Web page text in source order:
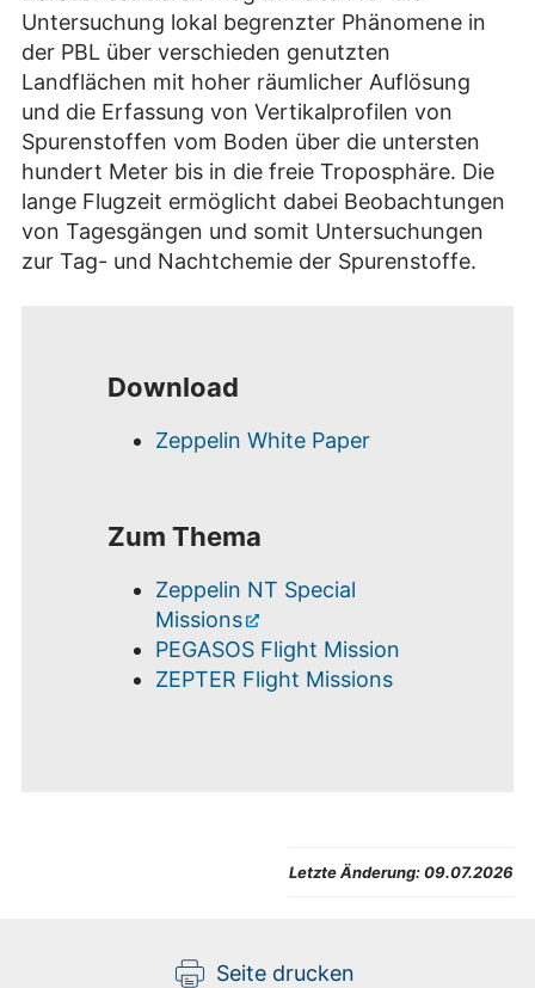
Untersuchung lokal begrenzter Phänomene in
der PBL über verschieden genutzten
Landflächen mit hoher räumlicher Auflösung
und die Erfassung von Vertikalprofilen von
Spurenstoffen vom Boden über die untersten
hundert Meter bis in die freie Troposphäre. Die
lange Flugzeit ermöglicht dabei Beobachtungen
von Tagesgängen und somit Untersuchungen
zur Tag- und Nachtchemie der Spurenstoffe.
Download
Zeppelin White Paper
Zum Thema
Zeppelin NT Special
Missions
PEGASOS Flight Mission
ZEPTER Flight Missions
Letzte Änderung:09.07.2026
Seite drucken